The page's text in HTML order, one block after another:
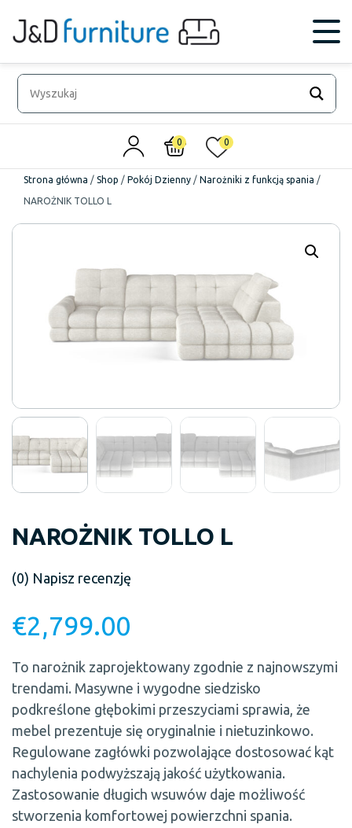
0 0
Strona główna / Shop / Pokój Dzienny / Narożniki z funkcją spania /
NAROŻNIK TOLLO L
NAROŻNIK TOLLO L
(0) Napisz recenzję
€2,799.00
To narożnik zaprojektowany zgodnie z najnowszymi
trendami. Masywne i wygodne siedzisko
podkreślone głębokimi przeszyciami sprawia, że
mebel prezentuje się oryginalnie i nietuzinkowo.
Regulowane zagłówki pozwolające dostosować kąt
nachylenia podwyższają jakość użytkowania.
Zastosowanie długich wsuwów daje możliwość
stworzenia komfortowej powierzchni spania.